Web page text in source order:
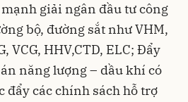
giải ngân đầu tư công
bộ, đường sắt như VHM,
VCG, HHV,CTD, ELC; Đẩy
năng lượng – dầu khí có
đẩy các chính sách hỗ trợ